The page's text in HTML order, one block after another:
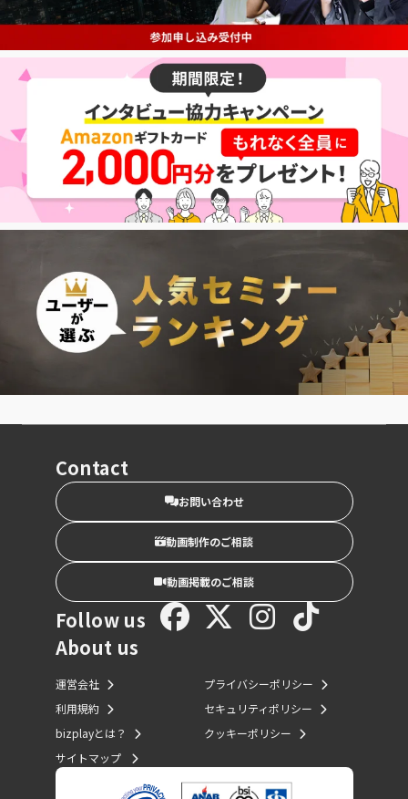
Contact
お問い合わせ
動画制作のご相談
動画掲載のご相談
Follow us
About us
運営会社
利用規約
bizplayとは？
サイトマップ
プライバシーポリシー
セキュリティポリシー
クッキーポリシー